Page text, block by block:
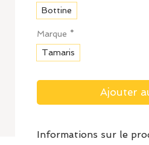
Bottine
Marque *
Tamaris
Ajouter
Informations sur le